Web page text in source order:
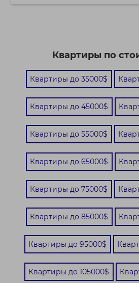
Квартиры по
Квартиры до 35000$
Квартиры до 45000$
Квартиры до 55000$
Квартиры до 65000$
Квартиры до 75000$
Квартиры до 85000$
Квартиры до 95000$
Квартиры до 105000$